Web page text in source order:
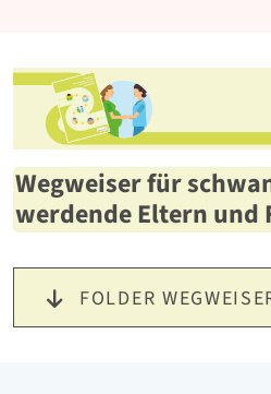
Wegweiser für
werdende Eltern und
FOLDER